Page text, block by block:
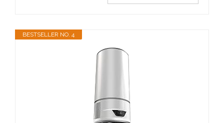
BESTSELLER NO. 4